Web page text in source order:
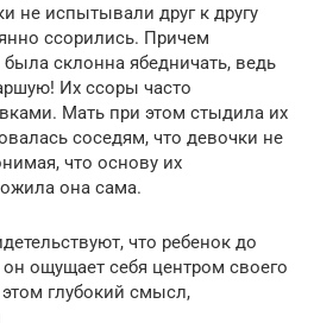
не испытывали друг к другу
ссорились. Причем
склонна ябедничать, ведь
Их ссоры часто
Мать при этом стыдила их
соседям, что девочки не
что основу их
она сама.
что ребенок до
он ощущает себя центром своего
глубокий смысл,